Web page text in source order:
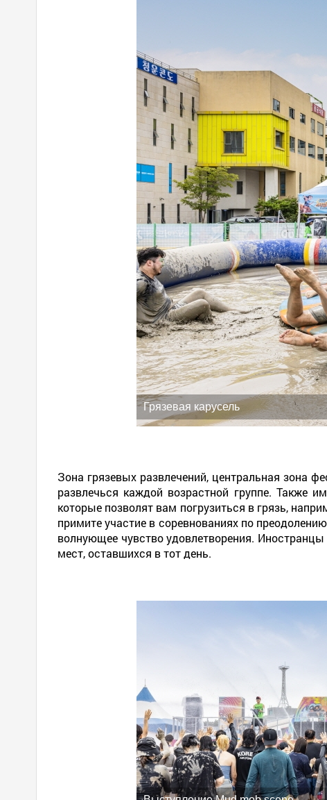
Грязевая карусель
Зона грязевых развлечений, центральная зона
развлечься каждой возрастной группе. Также
которые позволят вам погрузиться в грязь,
примите участие в соревнованиях по
волнующее чувство удовлетворения.
мест, оставшихся в тот день.